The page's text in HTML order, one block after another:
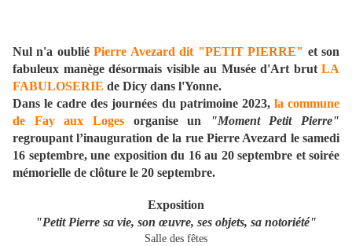
Nul n'a oubliéPierre Avezard dit "PETIT PIERRE" et son
fabuleux manège désormais visible au Musée d'Art brut LA
FABULOSERIE de Dicy dans l'Yonne.
Dans le cadre des journées du patrimoine 2023, la commune
de Fay aux Logesorganise un
"Moment Petit Pierre"
regroupant l’inauguration de la rue Pierre Avezard le samedi
16 septembre, une exposition du 16 au 20 septembre et soirée
mémorielle de clôture le 20 septembre.
Exposition
"Petit Pierre sa vie, son œuvre, ses objets, sa notoriété"
Salle des fêtes